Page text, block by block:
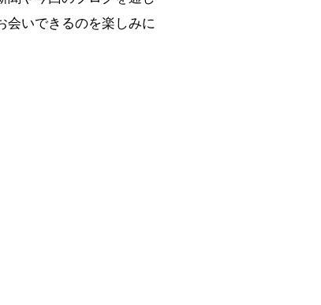
会いできるのを楽しみに